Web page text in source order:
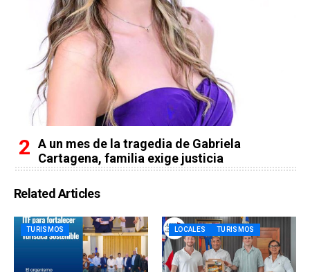
A un mes de la tragedia de Gabriela
Cartagena, familia exige justicia
Related Articles
TURISMOS LOCALES TURISMOS